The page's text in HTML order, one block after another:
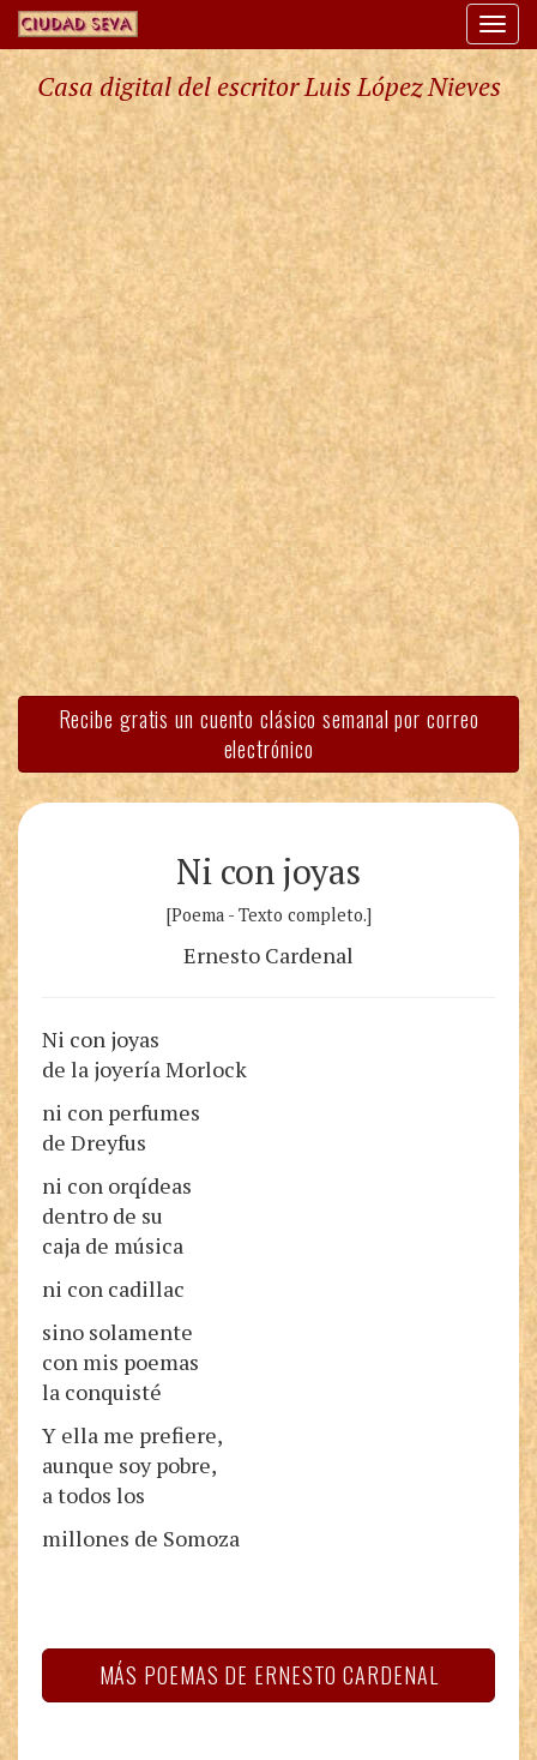
Casa digital del escritor Luis López Nieves
Recibe gratis un cuento clásico semanal por correo
electrónico
Ni con joyas
[Poema - Texto completo.]
Ernesto Cardenal
Ni con joyas
de la joyería Morlock
ni con perfumes
de Dreyfus
ni con orqídeas
dentro de su
caja de música
ni con cadillac
sino solamente
con mis poemas
la conquisté
Y ella me prefiere,
aunque soy pobre,
a todos los
millones de Somoza
MÁS POEMAS DE ERNESTO CARDENAL